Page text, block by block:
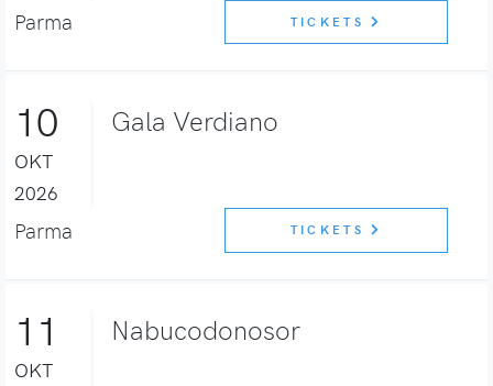
Parma TICKETS
10
OKT
2026
Gala Verdiano
Parma TICKETS
11
OKT
Nabucodonosor